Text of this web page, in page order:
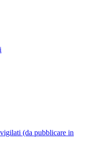
(da pubblicare in